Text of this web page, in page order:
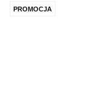
PROMOCJA